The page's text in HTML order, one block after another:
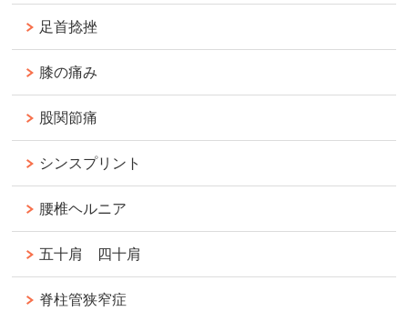
足首捻挫
膝の痛み
股関節痛
シンスプリント
腰椎ヘルニア
五十肩 四十肩
脊柱管狭窄症